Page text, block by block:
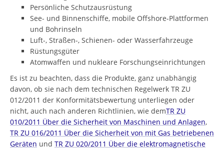
Persönliche Schutzausrüstung
See- und Binnenschiffe, mobile Offshore-Plattformen
und Bohrinseln
Luft-, Straßen-, Schienen- oder Wasserfahrzeuge
Rüstungsgüter
Atomwaffen und nukleare Forschungseinrichtungen
Es ist zu beachten, dass die Produkte, ganz unabhängig
davon, ob sie nach dem technischen Regelwerk TR ZU
012/2011 der Konformitätsbewertung unterliegen oder
nicht, auch nach anderen Richtlinien, wie demTR ZU
010/2011 Über die Sicherheit von Maschinen und Anlagen,
TR ZU 016/2011 Über die Sicherheit von mit Gas betriebenen
Geräten und TR ZU 020/2011 Über die elektromagnetische